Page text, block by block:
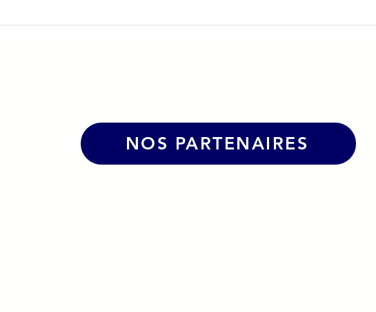
NOS PARTENAIRES